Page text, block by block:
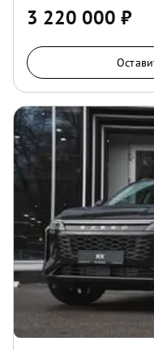
3 220 000 ₽